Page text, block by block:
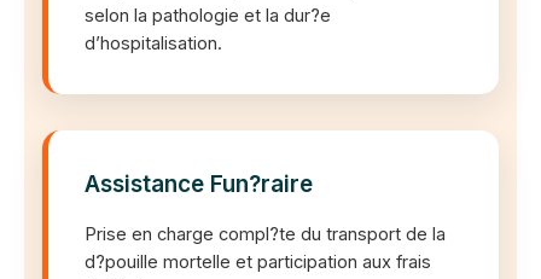
selon la pathologie et la dur?e
d’hospitalisation.
Assistance Fun?raire
Prise en charge compl?te du transport de la
d?pouille mortelle et participation aux frais